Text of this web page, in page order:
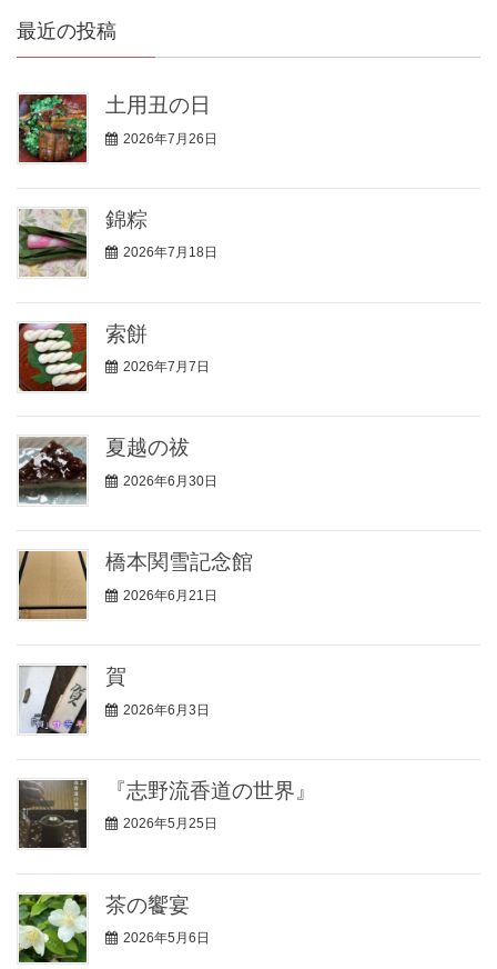
最近の投稿
土用丑の日
2026年7月26日
錦粽
2026年7月18日
索餅
2026年7月7日
夏越の祓
2026年6月30日
橋本関雪記念館
2026年6月21日
賀
2026年6月3日
『志野流香道の世界』
2026年5月25日
茶の饗宴
2026年5月6日